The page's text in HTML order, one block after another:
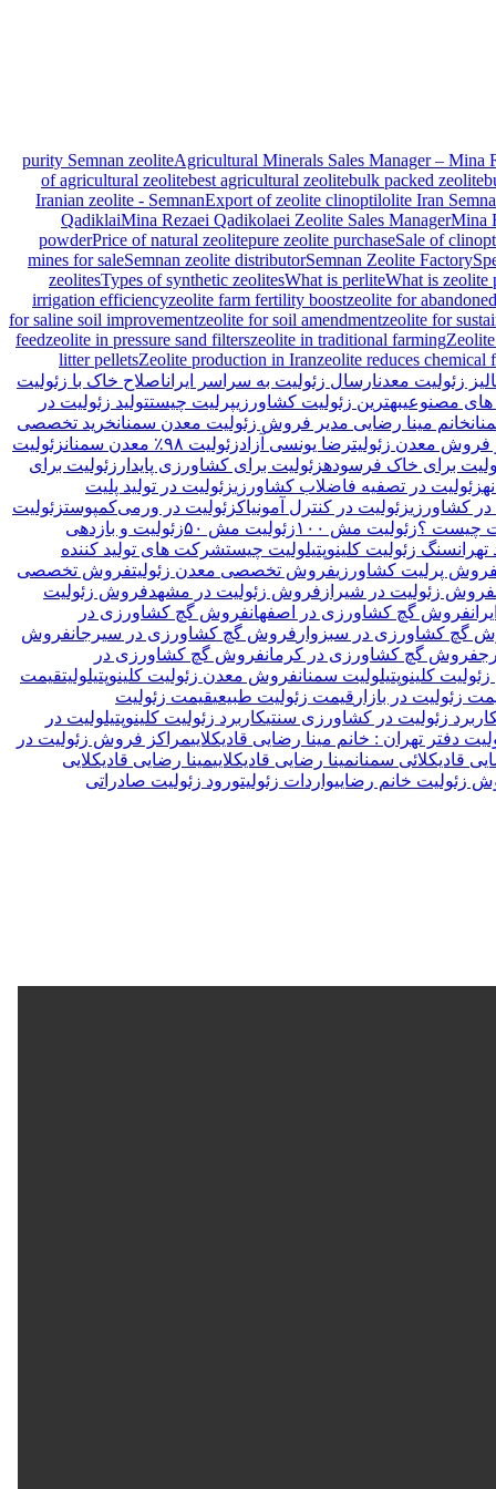
Agricultural Minerals Sales Manager – Mina
of agricultural zeolitebest agricultural zeolitebulk packed zeolite
Iranian zeolite - SemnanExport of zeolite clinoptilolite Iran
QadiklaiMina Rezaei Qadikolaei Zeolite Sales ManagerMina
powderPrice of natural zeolitepure zeolite purchaseSale of
mines for saleSemnan zeolite distributorSemnan Zeolite Factory
zeolitesTypes of synthetic zeolitesWhat is perliteWhat is zeolite
irrigation efficiencyzeolite farm fertility boostzeolite for
for saline soil improvementzeolite for soil amendmentzeolite for
feedzeolite in pressure sand filterszeolite in traditional farming
litter pelletsZeolite production in Iranzeolite reduces chemical
زئولیت معدنارسال زئولیت به سراسر ایراناصلاح خاک با زئولیت
های مصنوعیبهترین زئولیت کشاورزیپرلیت چیستتولید زئولیت در
خانم مینا رضایی مدیر فروش زئولیت معدن سمنانخرید تخصصی
فروش معدن زئولیترضا یونسی آزادزئولیت ۹۸٪ معدن سمنان
زئولیت
برای خاک فرسودهزئولیت برای کشاورزی پایدار زئولیت برای
زئولیت در تصفیه فاضلاب کشاورزیزئولیت در تولید پلیت
در کشاورزیزئولیت در کنترل آمونیاکزئولیت در ورمی‌کمپوستزئولیت
چیست ؟زئولیت مش ۱۰۰ زئولیت مش ۵۰
زئولیت و بازدهی
سنگ زئولیت کلینوپتیلولیت چیستشرکت های تولید کننده
پرلیت کشاورزیفروش تخصصی معدن زئولیتفروش تخصصی
فروش زئولیت در شیراز فروش زئولیت در مشهدفروش زئولیت
فروش گچ کشاورزی در اصفهانفروش گچ کشاورزی در
گچ کشاورزی در سبزوار فروش گچ کشاورزی در سیرجانفروش
فروش گچ کشاورزی در کرمانفروش گچ کشاورزی در
کلینوپتیلولیت سمنانفروش معدن زئولیت کلینوپتیلولیتقیمت
زئولیت در بازار قیمت زئولیت طبیعیقیمت زئولیت
زئولیت در کشاورزی سنتیکاربرد زئولیت کلینوپتیلولیت در
دفتر تهران : خانم مینا رضایی قادیکلاییمراکز فروش زئولیت در
قادیکلائی سمنانمینا رضایی قادیکلاییمینا رضایی قادیکلایی
زئولیت خانم رضاییواردات زئولیتورود زئولیت صادراتی